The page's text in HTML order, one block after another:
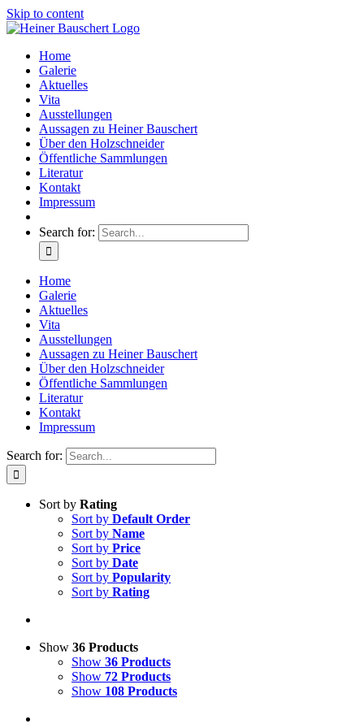
Skip to content
Home
Galerie
Aktuelles
Vita
Ausstellungen
Aussagen zu Heiner Bauschert
Über den Holzschneider
Öffentliche Sammlungen
Literatur
Kontakt
Impressum
Search for:
Home
Galerie
Aktuelles
Vita
Ausstellungen
Aussagen zu Heiner Bauschert
Über den Holzschneider
Öffentliche Sammlungen
Literatur
Kontakt
Impressum
Search for:
Sort by Rating
Sort by Default Order
Sort by Name
Sort by Price
Sort by Date
Sort by Popularity
Sort by Rating
Show 36 Products
Show 36 Products
Show 72 Products
Show 108 Products